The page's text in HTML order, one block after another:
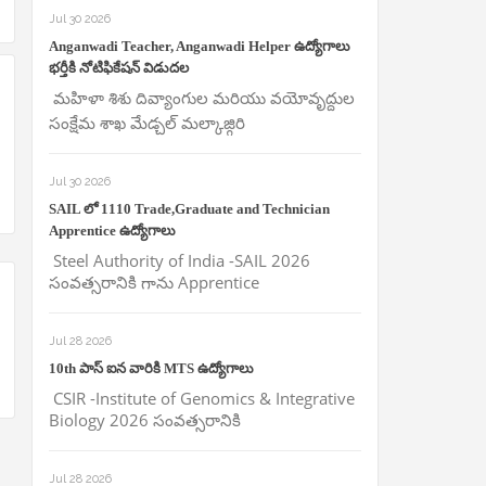
Jul 30 2026
Anganwadi Teacher, Anganwadi Helper ఉద్యోగాలు
భర్తీకి నోటిఫికేషన్ విడుదల
మహిళా శిశు దివ్యాంగుల మరియు వయోవృద్దుల
సంక్షేమ శాఖ మేడ్చల్ మల్కాజ్గిరి
Jul 30 2026
SAIL లో 1110 Trade,Graduate and Technician
Apprentice ఉద్యోగాలు
Steel Authority of India -SAIL 2026
సంవత్సరానికి గాను Apprentice
Jul 28 2026
10th పాస్ ఐన వారికి MTS ఉద్యోగాలు
CSIR -Institute of Genomics & Integrative
Biology 2026 సంవత్సరానికి
Jul 28 2026